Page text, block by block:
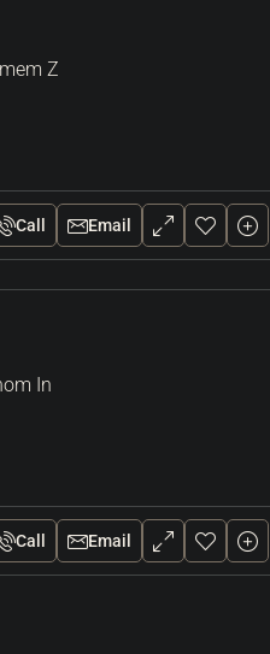
Z
Call Email
In
Call Email